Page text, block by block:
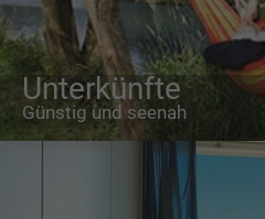
Unterkünfte
Günstig und seenah